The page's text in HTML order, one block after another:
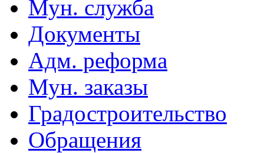
Мун. служба
Документы
Адм. реформа
Мун. заказы
Градостроительство
Обращения